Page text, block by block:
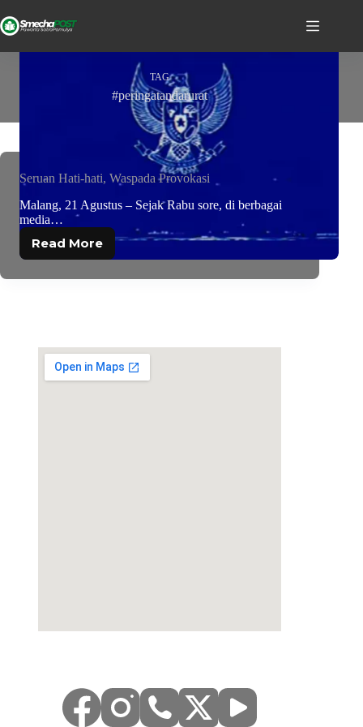
TAG
#peringatandarurat
Seruan Hati-hati, Waspada Provokasi
Malang, 21 Agustus – Sejak Rabu sore, di berbagai
media…
Read More